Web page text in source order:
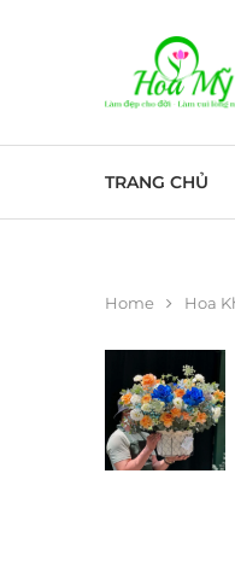
TRANG CHỦ
Home Hoa